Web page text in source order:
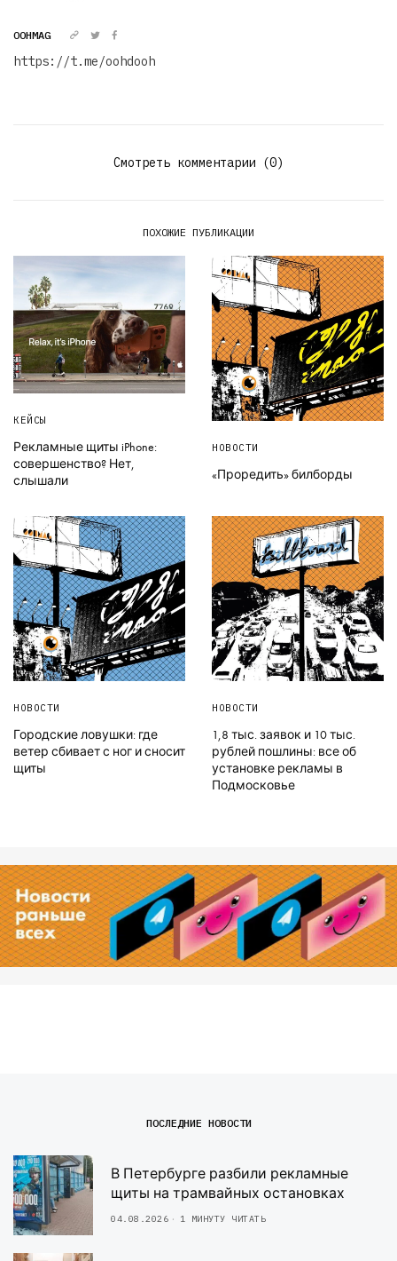
OOHMAG
https://t.me/oohdooh
Смотреть комментарии (0)
ПОХОЖИЕ ПУБЛИКАЦИИ
КЕЙСЫ
Рекламные щиты iPhone:
совершенство? Нет,
слышали
НОВОСТИ
«Проредить» билборды
НОВОСТИ
Городские ловушки: где
ветер сбивает с ног и сносит
щиты
НОВОСТИ
1,8 тыс. заявок и 10 тыс.
рублей пошлины: все об
установке рекламы в
Подмосковье
ПОСЛЕДНИЕ НОВОСТИ
В Петербурге разбили рекламные
щиты на трамвайных остановках
04.08.2026 1 МИНУТУ ЧИТАТЬ